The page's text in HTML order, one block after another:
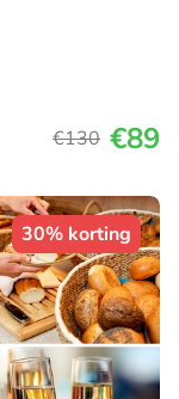
€130 €89
30% korting